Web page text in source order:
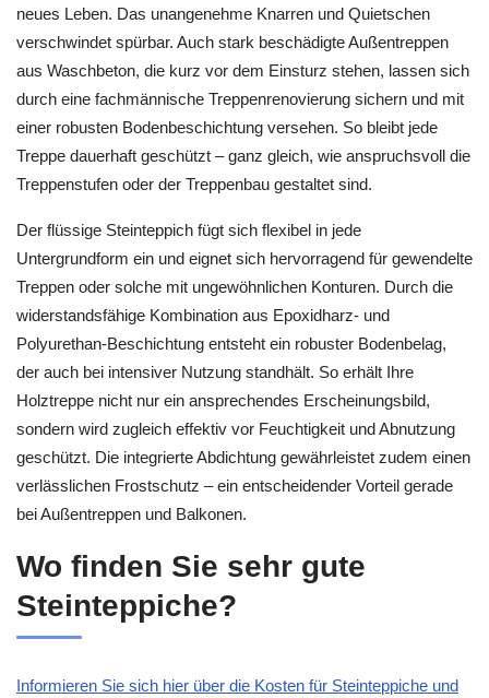
neues Leben. Das unangenehme Knarren und Quietschen
verschwindet spürbar. Auch stark beschädigte Außentreppen
aus Waschbeton, die kurz vor dem Einsturz stehen, lassen sich
durch eine fachmännische Treppenrenovierung sichern und mit
einer robusten Bodenbeschichtung versehen. So bleibt jede
Treppe dauerhaft geschützt – ganz gleich, wie anspruchsvoll die
Treppenstufen oder der Treppenbau gestaltet sind.
Der flüssige Steinteppich fügt sich flexibel in jede
Untergrundform ein und eignet sich hervorragend für gewendelte
Treppen oder solche mit ungewöhnlichen Konturen. Durch die
widerstandsfähige Kombination aus Epoxidharz- und
Polyurethan-Beschichtung entsteht ein robuster Bodenbelag,
der auch bei intensiver Nutzung standhält. So erhält Ihre
Holztreppe nicht nur ein ansprechendes Erscheinungsbild,
sondern wird zugleich effektiv vor Feuchtigkeit und Abnutzung
geschützt. Die integrierte Abdichtung gewährleistet zudem einen
verlässlichen Frostschutz – ein entscheidender Vorteil gerade
bei Außentreppen und Balkonen.
Wo finden Sie sehr gute
Steinteppiche?
Informieren Sie sich hier über die Kosten für Steinteppiche und